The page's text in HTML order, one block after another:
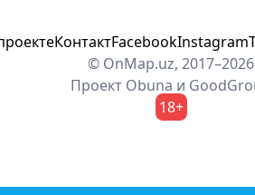
КонтактFacebookInstagram
© OnMap.uz, 2017–2026
Проект Obuna и
18+